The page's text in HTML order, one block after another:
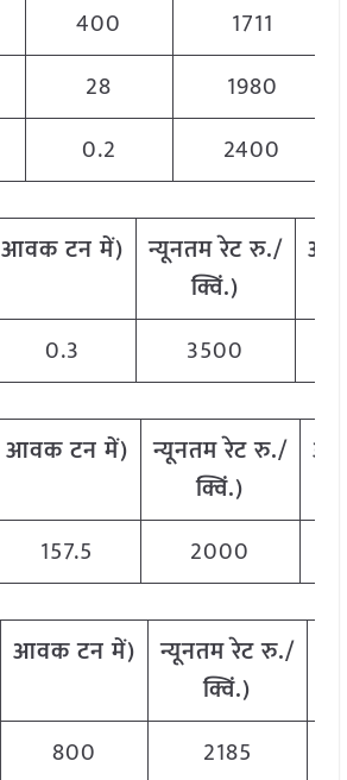
400
1711
28
1980
0.2 2400
आवकटनमें) न्यूनतमरेटरु./
क्विं.)
0.3 3500
आवकटनमें) न्यूनतमरेटरु./
क्विं.)
157.5 2000
आवकटनमें) न्यूनतमरेटरु./
क्विं.)
800
2185